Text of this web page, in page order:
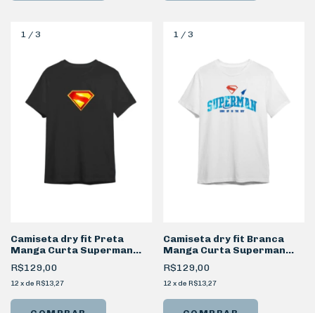
1 / 3
Camiseta dry fit Preta
Manga Curta Superman
Símbolo
R$129,00
12 x de R$13,27
1 / 3
Camiseta dry fit Branca
Manga Curta Superman
Look Up
R$129,00
12 x de R$13,27